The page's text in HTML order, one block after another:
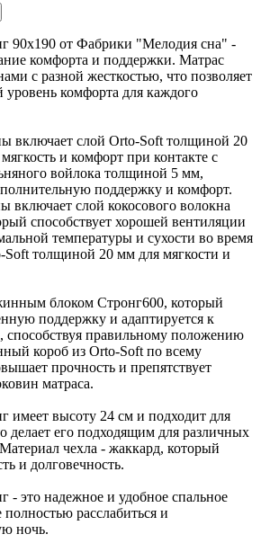
90х190 от Фабрики "Мелодия сна" -
комфорта и поддержки. Матрас
с разной жесткостью, что позволяет
комфорта для каждого
включает слой Orto-Soft толщиной 20
и комфорт при контакте с
войлока толщиной 5 мм,
поддержку и комфорт.
включает слой кокосового волокна
способствует хорошей вентиляции
температуры и сухости во время
Soft толщиной 20 мм для мягкости и
блоком Стронг600, который
поддержку и адаптируется к
способствуя правильному положению
короб из Orto-Soft по всему
прочность и препятствует
матраса.
имеет высоту 24 см и подходит для
делает его подходящим для различных
чехла - жаккард, который
и долговечность.
- это надежное и удобное спальное
расслабиться и
ночь.